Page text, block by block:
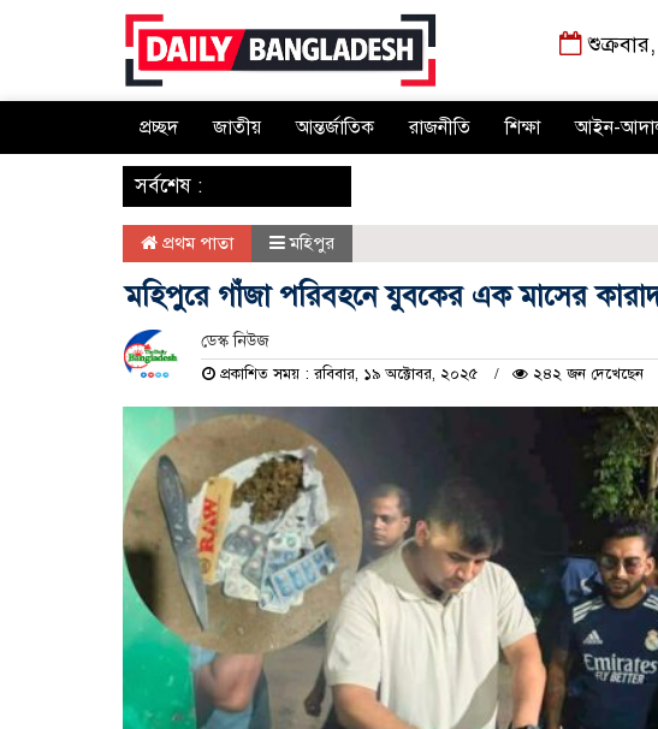
প্রচ্ছদ জাতীয় আন্তর্জাতিক রাজনীতি শিক্ষা আইন-
‌ সর্বশেষ :
প্রথম পাতা মহিপুর
মহিপুরে গাঁজা পরিবহনে যুবকের এক মাসের
ডেস্ক নিউজ
প্রকাশিত সময় : রবিবার, ১৯ অক্টোবর, ২০২৫ ২৪২ জন দেখেছেন